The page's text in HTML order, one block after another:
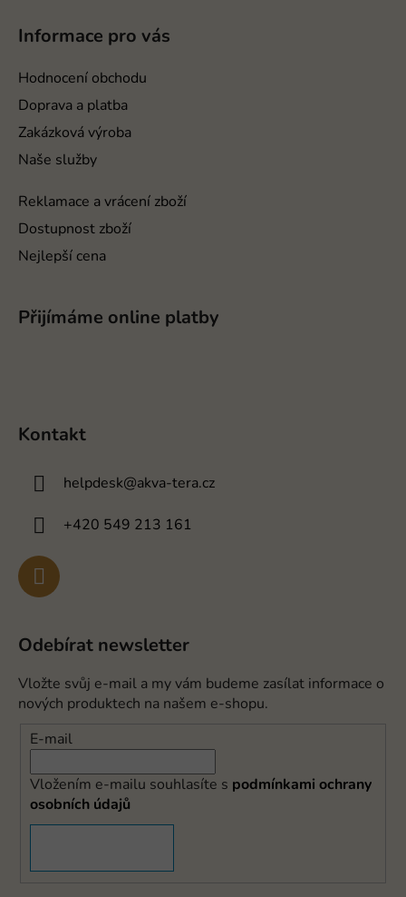
Informace pro vás
Hodnocení obchodu
Doprava a platba
Zakázková výroba
Naše služby
Reklamace a vrácení zboží
Dostupnost zboží
Nejlepší cena
Přijímáme online platby
Kontakt
helpdesk@akva-tera.cz
+420 549 213 161
Odebírat newsletter
Vložte svůj e-mail a my vám budeme zasílat informace o
nových produktech na našem e-shopu.
E-mail
Vložením e-mailu souhlasíte s podmínkami ochrany
osobních údajů